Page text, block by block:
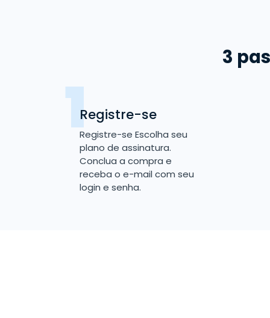
3
Registre-se
Registre-se Escolha seu
plano de assinatura.
Conclua a compra e
receba o e-mail com seu
login e senha.